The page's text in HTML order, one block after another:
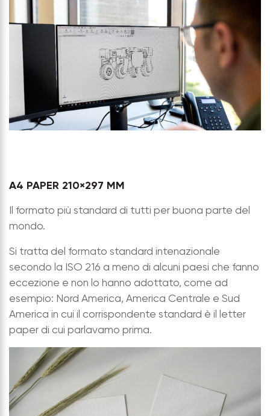
A4 PAPER 210×297 MM
Il formato più standard di tutti per buona parte del
mondo.
Si tratta del formato standard intenazionale
secondo la ISO 216 a meno di alcuni paesi che fanno
eccezione e non lo hanno adottato, come ad
esempio: Nord America, America Centrale e Sud
America in cui il corrispondente standard è il letter
paper di cui parlavamo prima.